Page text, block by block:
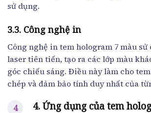
sử dụng.
3.3. Công nghệ in
Công nghệ in tem hologram 7 màu
laser tiên tiến, tạo ra các lớp màu
góc chiếu sáng. Điều này làm cho
chép và đảm bảo tính duy nhất của
4. Ứng dụng của tem